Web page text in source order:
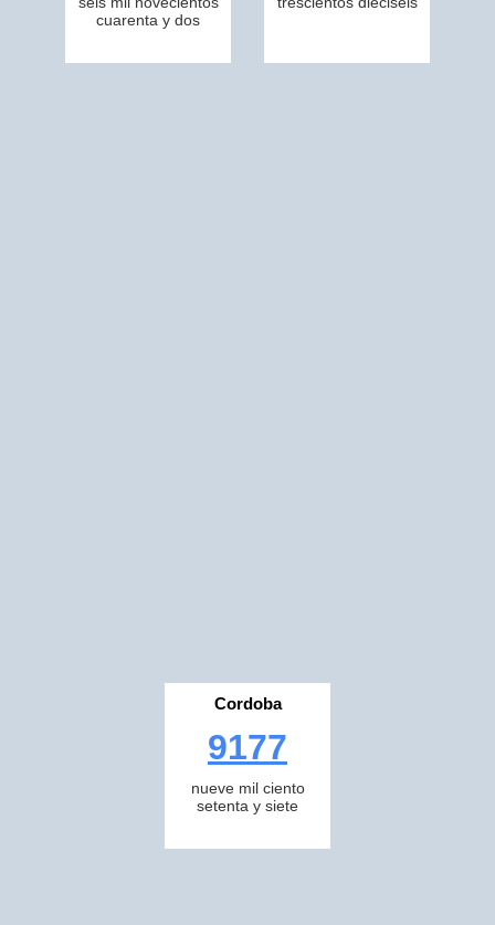
cuarenta y dos
Cordoba
9177
nueve mil ciento
setenta y siete